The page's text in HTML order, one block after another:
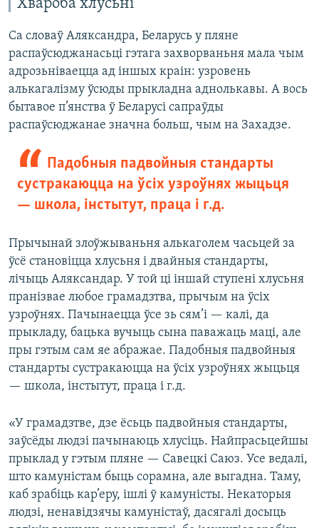
Хвароба хлусьні
Са словаў Аляксандра, Беларусь у пляне
распаўсюджанасьці гэтага захворваньня мала чым
адрозьніваецца ад іншых краін: узровень
алькагалізму ўсюды прыкладна аднолькавы. А вось
бытавое п’янства ў Беларусі сапраўды
распаўсюджанае значна больш, чым на Захадзе.
Падобныя падвойныя стандарты
сустракаюцца на ўсіх узроўнях жыцьця
— школа, інстытут, праца і г.д.
Прычынай злоўжываньня алькаголем часьцей за
ўсё становіцца хлусьня і двайныя стандарты,
лічыць Аляксандар. У той ці іншай ступені хлусьня
пранізвае любое грамадзтва, прычым на ўсіх
узроўнях. Пачынаецца ўсе зь сям’і — калі, да
прыкладу, бацька вучыць сына паважаць маці, але
пры гэтым сам яе абражае. Падобныя падвойныя
стандарты сустракаюцца на ўсіх узроўнях жыцьця
— школа, інстытут, праца і г.д.
«У грамадзтве, дзе ёсьць падвойныя стандарты,
заўсёды людзі пачынаюць хлусіць. Найпрасьцейшы
прыклад у гэтым пляне — Савецкі Саюз. Усе ведалі,
што камуністам быць сорамна, але выгадна. Таму,
каб зрабіць кар’еру, ішлі ў камуністы. Некаторыя
людзі, ненавідзячы камуністаў, дасягалі досыць